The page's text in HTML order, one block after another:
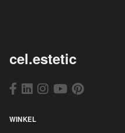
cel.estetic
WINKEL